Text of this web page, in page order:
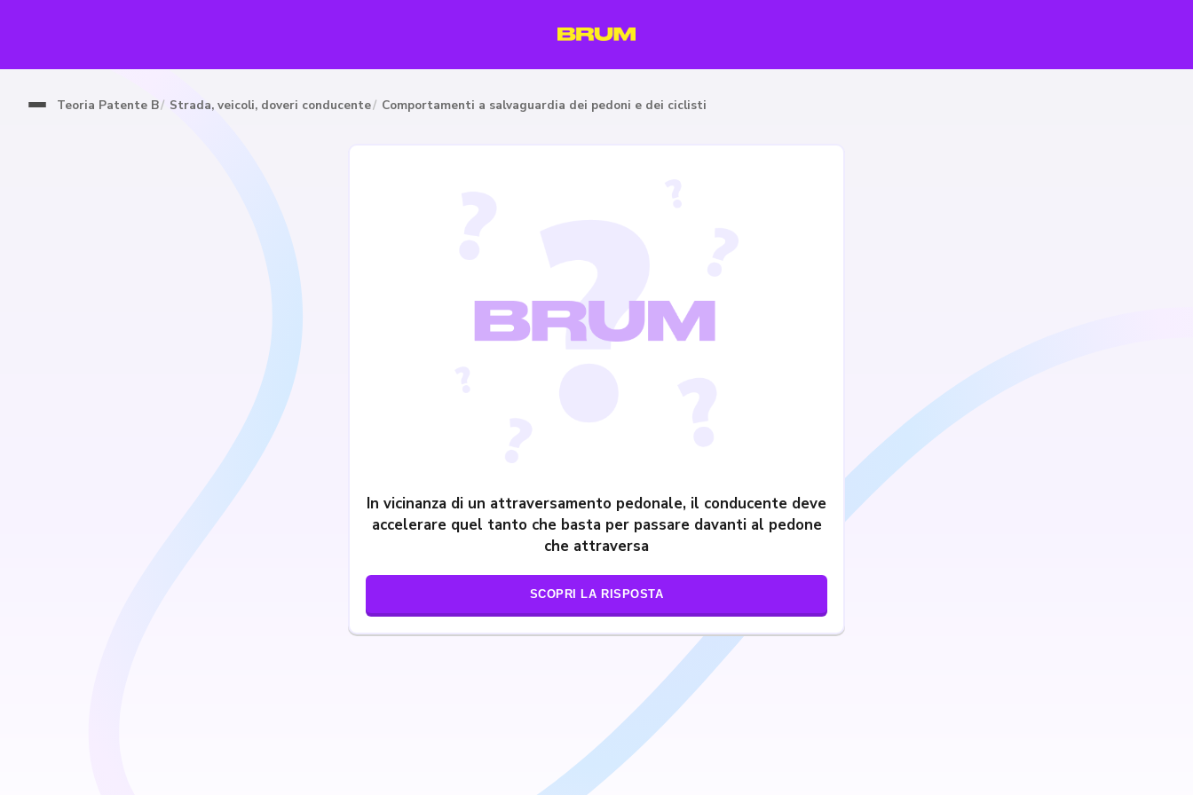
Teoria Patente B Strada, veicoli, doveri conducente Comportamenti a salvaguardia dei pedoni e dei ciclisti
In vicinanza di un attraversamento pedonale, il conducente deve
accelerare quel tanto che basta per passare davanti al pedone
che attraversa
SCOPRI LA RISPOSTA